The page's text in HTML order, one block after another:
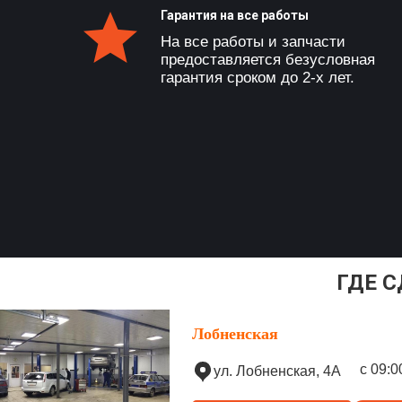
Гарантия на все работы
На все работы и запчасти
предоставляется безусловная
гарантия сроком до 2-х лет.
ГДЕ
Лобненская
ул. Лобненская, 4А с